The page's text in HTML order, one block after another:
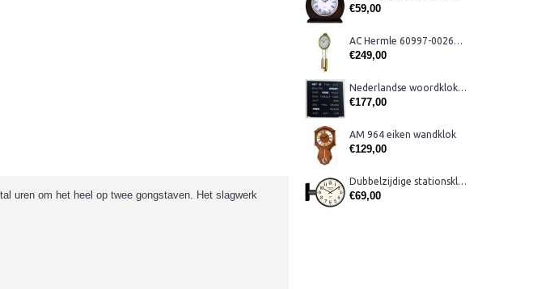
€59,00
AC Hermle 60997-00261 wandklok
€249,00
Nederlandse woordklok zwart AMS 1265
€177,00
AM 964 eiken wandklok
€129,00
Dubbelzijdige stationsklok metaal 1879
€69,00
uren om het heel op twee gongstaven. Het slagwerk